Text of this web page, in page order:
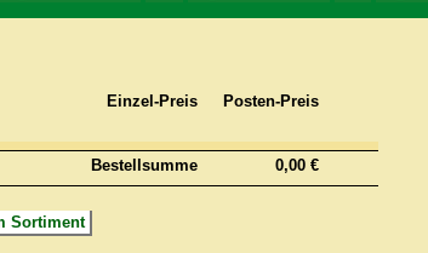
Einzel-Preis
Posten-Preis
Bestellsumme 0,00 €
Sortiment